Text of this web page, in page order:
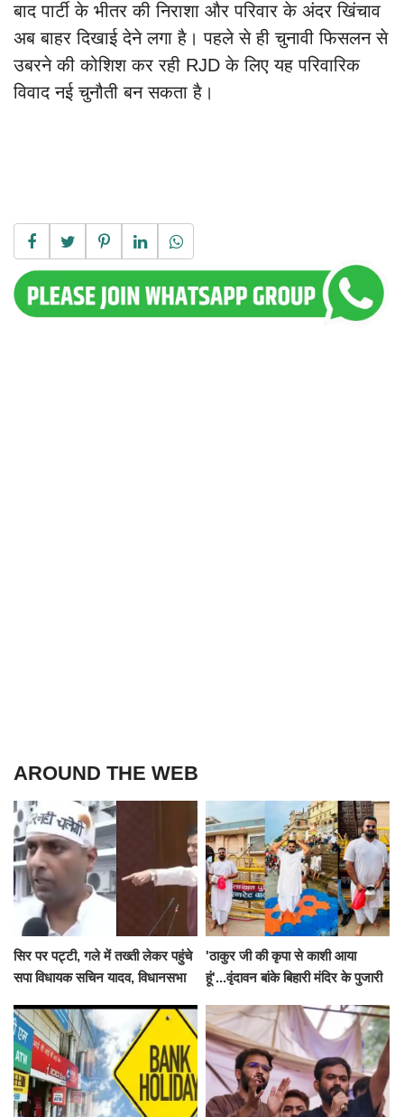
बाद पार्टी के भीतर की निराशा और परिवार के अंदर खिंचाव
अब बाहर दिखाई देने लगा है। पहले से ही चुनावी फिसलन से
उबरने की कोशिश कर रही RJD के लिए यह परिवारिक
विवाद नई चुनौती बन सकता है।
AROUND THE WEB
सिर पर पट्टी, गले में तख्ती लेकर पहुंचे
सपा विधायक सचिन यादव, विधानसभा
निलंबित
'ठाकुर जी की कृपा से काशी आया
हूं'...वृंदावन बांके बिहारी मंदिर के पुजारी
जलाभिषेक